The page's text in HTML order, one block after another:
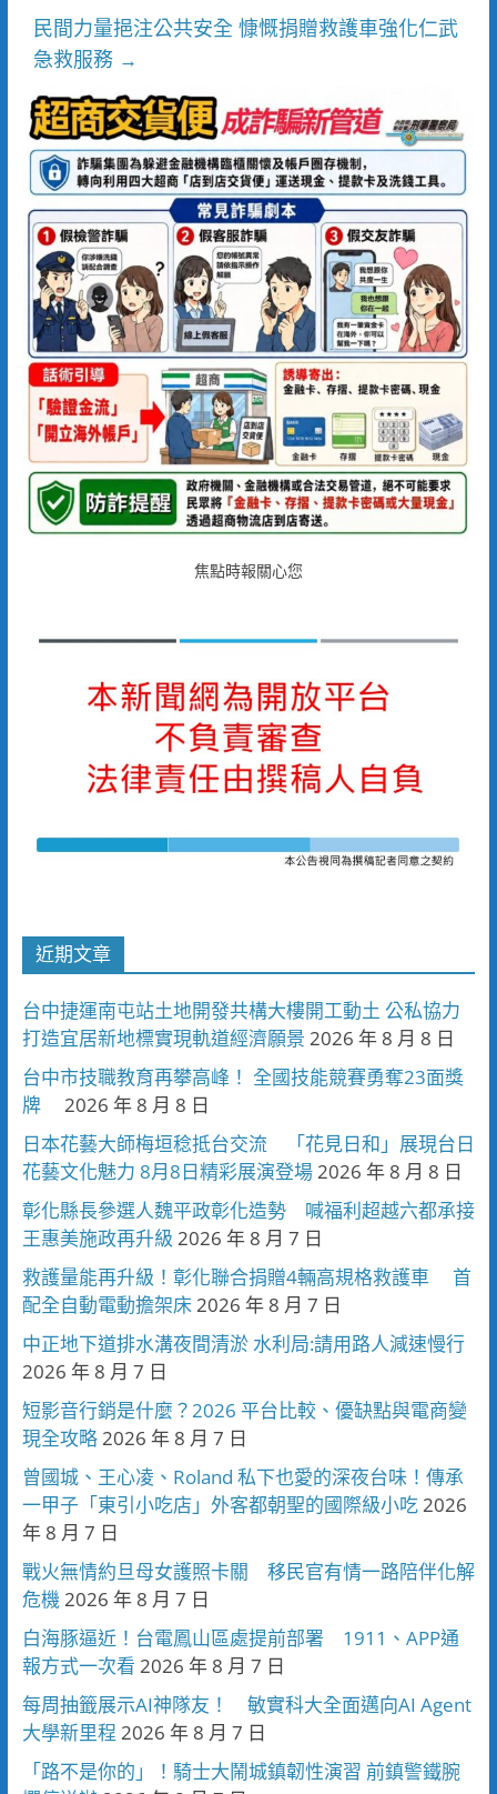
民間力量挹注公共安全 慷慨捐贈救護車強化仁武
急救服務 →
焦點時報關心您
近期文章
台中捷運南屯站土地開發共構大樓開工動土 公私協力
打造宜居新地標實現軌道經濟願景 2026 年 8 月 8 日
台中市技職教育再攀高峰！ 全國技能競賽勇奪23面獎
牌
2026 年 8 月 8 日
日本花藝大師梅垣稔抵台交流 「花見日和」展現台日
花藝文化魅力 8月8日精彩展演登場2026 年 8 月 8 日
彰化縣長參選人魏平政彰化造勢 喊福利超越六都承接
王惠美施政再升級 2026 年 8 月 7 日
救護量能再升級！彰化聯合捐贈4輛高規格救護車 首
配全自動電動擔架床2026 年 8 月 7 日
中正地下道排水溝夜間清淤 水利局:請用路人減速慢行
2026 年 8 月 7 日
短影音行銷是什麼？2026 平台比較、優缺點與電商變
現全攻略2026 年 8 月 7 日
曾國城、王心凌、Roland 私下也愛的深夜台味！傳承
一甲子「東引小吃店」外客都朝聖的國際級小吃2026
年 8 月 7 日
戰火無情約旦母女護照卡關 移民官有情一路陪伴化解
危機2026 年 8 月 7 日
白海豚逼近！台電鳳山區處提前部署 1911、APP通
報方式一次看 2026 年 8 月 7 日
每周抽籤展示AI神隊友！ 敏實科大全面邁向AI Agent
大學新里程 2026 年 8 月 7 日
「路不是你的」！騎士大鬧城鎮韌性演習 前鎮警鐵腕